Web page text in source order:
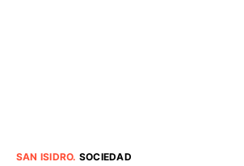
SAN ISIDRO. SOCIEDAD